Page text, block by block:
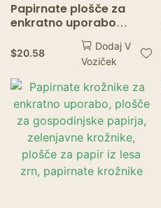
Papirnate plošče za
enkratno uporabo
gospodinjske papirnate
plošče zelenjavne
plošče steklo
teksturirane papirnate
torte plošče drage
plošče za sadje sladice
$20.58
Dodaj V
Voziček